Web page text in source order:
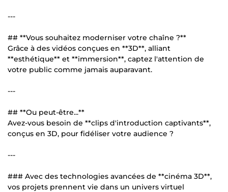
---
## **Vous souhaitez moderniser votre chaîne ?**
Grâce à des vidéos conçues en **3D**, alliant
**esthétique** et **immersion**, captez l'attention de
votre public comme jamais auparavant.
---
## **Ou peut-être...**
Avez-vous besoin de **clips d'introduction captivants**,
conçus en 3D, pour fidéliser votre audience ?
---
### Avec des technologies avancées de **cinéma 3D**,
vos projets prennent vie dans un univers virtuel